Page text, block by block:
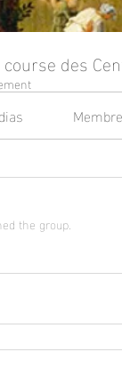
des
the group.